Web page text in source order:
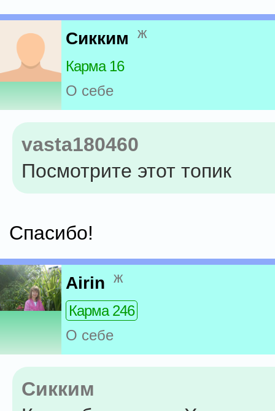
Сикким ж
Карма 16
О себе
vasta180460
Посмотрите этот топик
Спасибо!
Airin ж
Карма 246
О себе
Сикким